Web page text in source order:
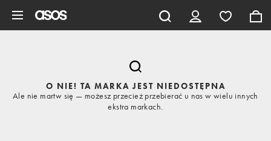
O NIE! TA MARKA JEST NIEDOSTĘPNA
Ale nie martw się — możesz przecież przebierać u nas w wielu innych
ekstra markach.